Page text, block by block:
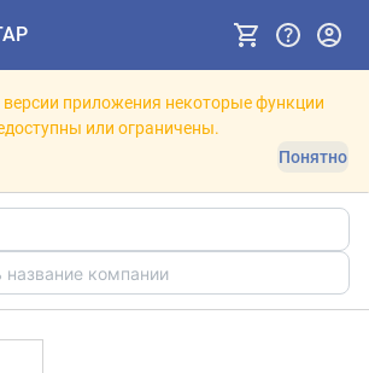
версии приложения некоторые функции
или ограничены.
Понятно